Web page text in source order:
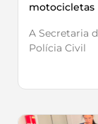
motocicletas
A Secretaria
Polícia Civil